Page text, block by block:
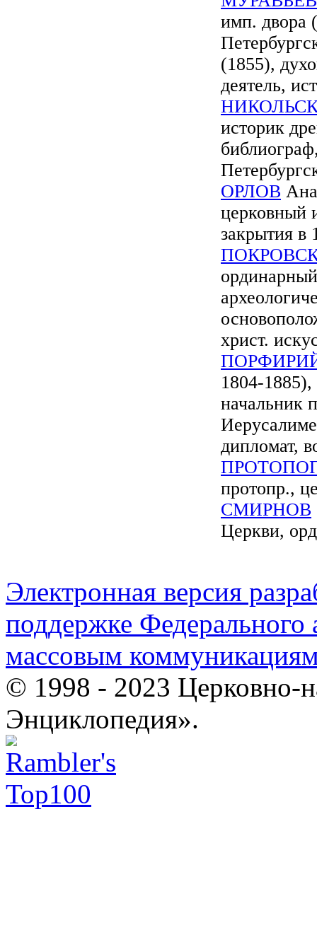
имп. двора
(1855),
деятель,
историк
ОРЛОВ
церковный
закрытия в
христ.
1804-
начальник
дипломат,
протопр.,
СМИРНОВ
Церкви,
Электронная версия
поддержке Федерального
массовым
© 1998 - 2023 Церковно-
Энциклопедия».